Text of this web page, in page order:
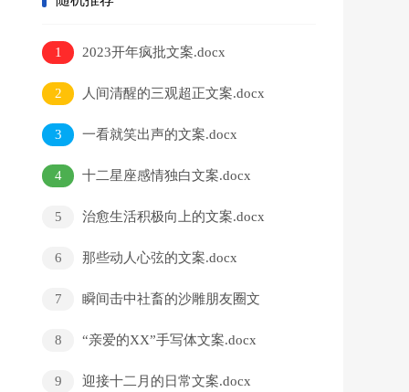
1 2023开年疯批文案.docx
2 人间清醒的三观超正文案.docx
3 一看就笑出声的文案.docx
4 十二星座感情独白文案.docx
5 治愈生活积极向上的文案.docx
6 那些动人心弦的文案.docx
7
瞬间击中社畜的沙雕朋友圈文
8
“亲爱的XX”手写体文案.docx
9 迎接十二月的日常文案.docx